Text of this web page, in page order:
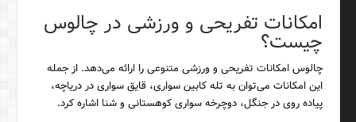
امکانات تفریحی و ورزشی در چالوس
چیست؟
چالوس امکانات تفریحی و ورزشی متنوعی را ارائه می‌دهد. از جمله
این امکانات می‌توان به تله کابین سواری، قایق سواری در دریاچه،
پیاده روی در جنگل، دوچرخه سواری کوهستانی و شنا اشاره کرد.